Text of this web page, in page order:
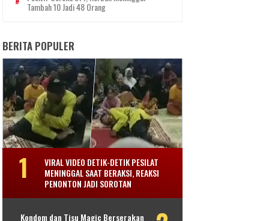
Tambah 10 Jadi 48 Orang
BERITA POPULER
VIRAL VIDEO DETIK-DETIK PESILAT
MENINGGAL SAAT BERAKSI, REAKSI
PENONTON JADI SOROTAN
Kondom dan Tisu Magic Berserakan